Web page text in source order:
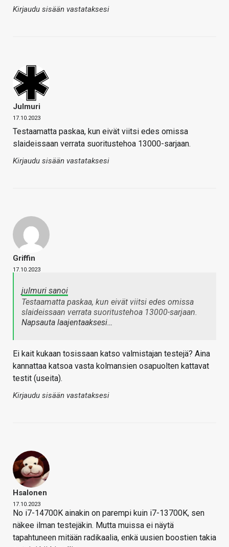
Kirjaudu sisään vastataksesi
Julmuri
17.10.2023
Testaamatta paskaa, kun eivät viitsi edes omissa
slaideissaan verrata suoritustehoa 13000-sarjaan.
Kirjaudu sisään vastataksesi
Griffin
17.10.2023
julmuri sanoi
Testaamatta paskaa, kun eivät viitsi edes omissa
slaideissaan verrata suoritustehoa 13000-sarjaan.
Napsauta laajentaaksesi…
Ei kait kukaan tosissaan katso valmistajan testejä? Aina
kannattaa katsoa vasta kolmansien osapuolten kattavat
testit (useita).
Kirjaudu sisään vastataksesi
Hsalonen
17.10.2023
No i7-14700K ainakin on parempi kuin i7-13700K, sen
näkee ilman testejäkin. Mutta muissa ei näytä
tapahtuneen mitään radikaalia, enkä uusien boostien takia